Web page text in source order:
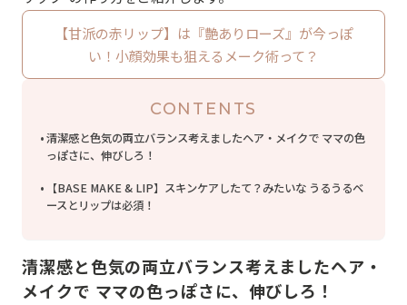
【甘派の赤リップ】は『艶ありローズ』が今っぽ
い！小顔効果も狙えるメーク術って？
CONTENTS
清潔感と色気の両立バランス考えましたヘア・メイクで ママの色
っぽさに、伸びしろ！
【BASE MAKE & LIP】スキンケアしたて？みたいな うるうるベ
ースとリップは必須！
清潔感と色気の両立バランス考えましたヘア・
メイクで ママの色っぽさに、伸びしろ！